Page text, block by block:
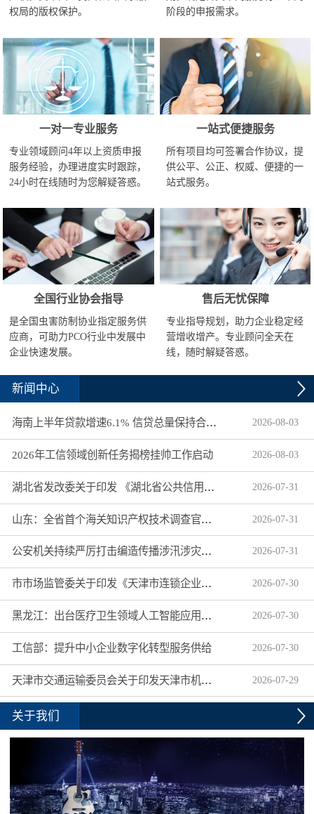
权局的版权保护。
阶段的申报需求。
一对一专业服务
专业领域顾问4年以上资质申报
服务经验，办理进度实时跟踪，
24小时在线随时为您解疑答惑。
一站式便捷服务
所有项目均可签署合作协议，提
供公平、公正、权威、便捷的一
站式服务。
全国行业协会指导
是全国虫害防制协业指定服务供
应商，可助力PCO行业中发展中
企业快速发展。
售后无忧保障
专业指导规划，助力企业稳定经
营增收增产。专业顾问全天在
线，随时解疑答惑。
新闻中心
海南上半年贷款增速6.1% 信贷总量保持合理平稳增长 2026-08-03
2026年工信领域创新任务揭榜挂帅工作启动 2026-08-03
湖北省发改委关于印发 《湖北省公共信用信息目录（2026年版）》的通知 2026-07-31
山东：全省首个海关知识产权技术调查官制度落地济南自贸片区 2026-07-31
公安机关持续严厉打击编造传播涉汛涉灾网络谣言 2026-07-31
市市场监管委关于印发《天津市连锁企业食品经营许可“先证后核”信用承诺审批实施办法》的通知 2026-07-30
黑龙江：出台医疗卫生领域人工智能应用工作实施方案 2026-07-30
工信部：提升中小企业数字化转型服务供给 2026-07-30
天津市交通运输委员会关于印发天津市机动车驾驶员培训机构及教练员综合信用评价管理办法的通知 2026-07-29
关于我们